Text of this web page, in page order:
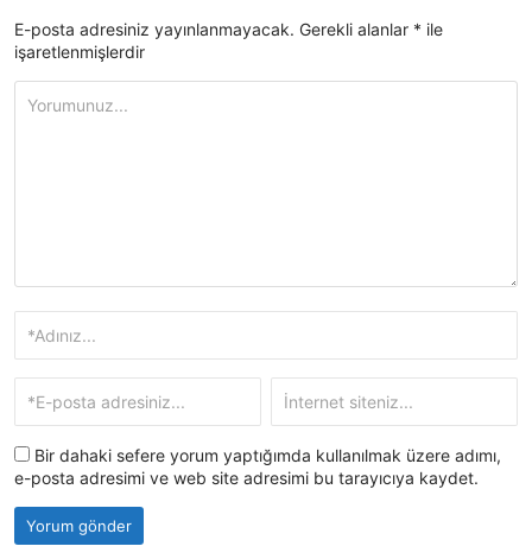
E-posta adresiniz yayınlanmayacak. Gerekli alanlar * ile
işaretlenmişlerdir
Bir dahaki sefere yorum yaptığımda kullanılmak üzere adımı,
e-posta adresimi ve web site adresimi bu tarayıcıya kaydet.